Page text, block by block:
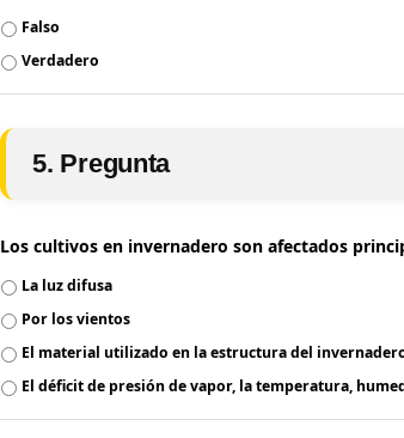
Falso
Verdadero
5. Pregunta
Los cultivos en invernadero son afectados
La luz difusa
Por los vientos
El material utilizado en la estructura del
El déficit de presión de vapor, la temperatura,